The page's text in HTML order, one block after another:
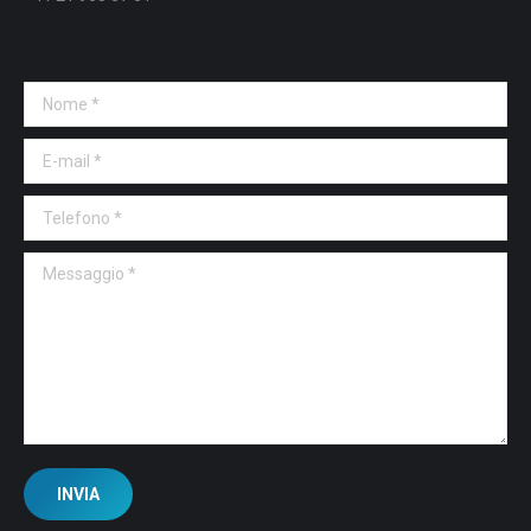
Nome *
E-mail *
Telefono *
Messaggio *
INVIA